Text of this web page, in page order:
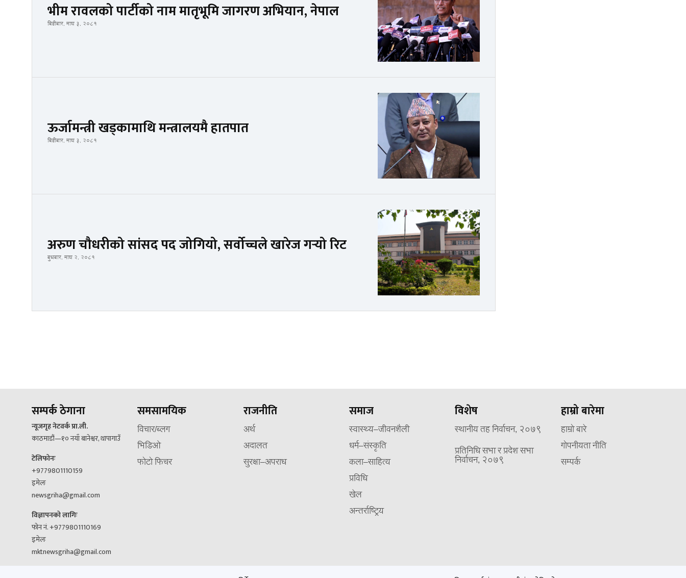
भीम रावलको पार्टीको नाम मातृभूमि जागरण अभियान, नेपाल
बिहीबार, माघ ३, २०८१
ऊर्जामन्त्री खड्कामाथि मन्त्रालयमै हातपात
बिहीबार, माघ ३, २०८१
अरुण चौधरीको सांसद पद जोगियो, सर्वोच्चले खारेज गर्‍यो रिट
बुधबार, माघ २, २०८१
सम्पर्क ठेगाना
न्यूजगृह नेटवर्क प्रा.ली.
काठमाडौं—१० नयाँ बानेश्वर, थापागाउँ
टेलिफोनः
+9779801110159
इमेलः
newsgriha@gmail.com
विज्ञापनको लागिः
फोन नं. +9779801110169
इमेलः
mktnewsgriha@gmail.com
समसामयिक
विचार/ब्लग
भिडिओ
फोटो फिचर
राजनीति
अर्थ
अदालत
सुरक्षा–अपराध
समाज
स्वास्थ्य–जीवनशैली
धर्म–संस्कृति
कला–साहित्य
प्रविधि
खेल
अन्तर्राष्ट्रिय
विशेष
स्थानीय तह निर्वाचन, २०७९
प्रतिनिधि सभा र प्रदेश सभा
निर्वाचन, २०७९
हाम्रो बारेमा
हाम्रो बारे
गोपनीयता नीति
सम्पर्क